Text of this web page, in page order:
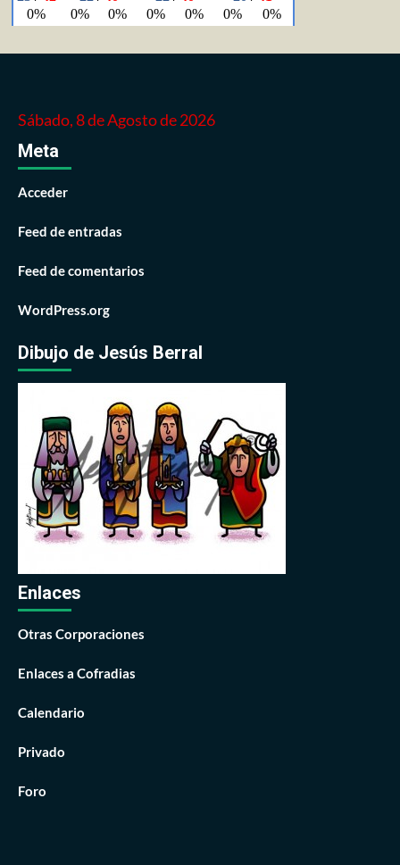
Sábado, 8 de Agosto de 2026
Meta
Acceder
Feed de entradas
Feed de comentarios
WordPress.org
Dibujo de Jesús Berral
Enlaces
Otras Corporaciones
Enlaces a Cofradias
Calendario
Privado
Foro